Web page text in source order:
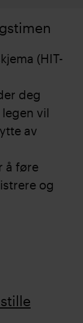
(HIT-
deg
vil
av
å føre
og